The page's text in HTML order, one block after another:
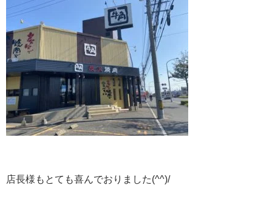
店長様もとても喜んでおりました(^^)/